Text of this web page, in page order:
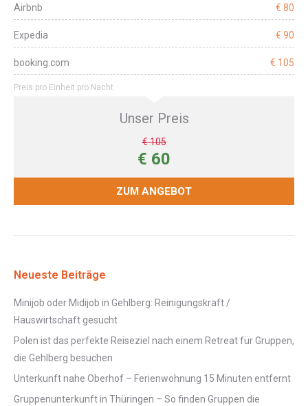
Airbnb € 80
Expedia € 90
booking.com € 105
Preis pro Einheit pro Nacht
Unser Preis
€ 105
€ 60
ZUM ANGEBOT
Neueste Beiträge
Minijob oder Midijob in Gehlberg: Reinigungskraft /
Hauswirtschaft gesucht
Polen ist das perfekte Reiseziel nach einem Retreat für Gruppen,
die Gehlberg besuchen
Unterkunft nahe Oberhof – Ferienwohnung 15 Minuten entfernt
Gruppenunterkunft in Thüringen – So finden Gruppen die